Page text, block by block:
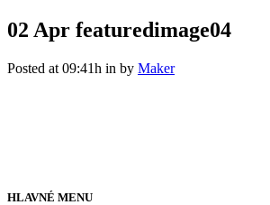
02 Apr featuredimage04
Posted at 09:41h in by Maker
HLAVNÉ MENU